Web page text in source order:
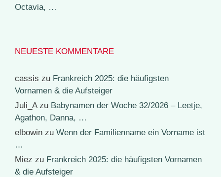
Octavia, …
NEUESTE KOMMENTARE
cassis zu Frankreich 2025: die häufigsten
Vornamen & die Aufsteiger
Juli_Azu Babynamen der Woche 32/2026 – Leetje,
Agathon, Danna, …
elbowin zu Wenn der Familienname ein Vorname ist
…
Miez zu Frankreich 2025: die häufigsten Vornamen
& die Aufsteiger